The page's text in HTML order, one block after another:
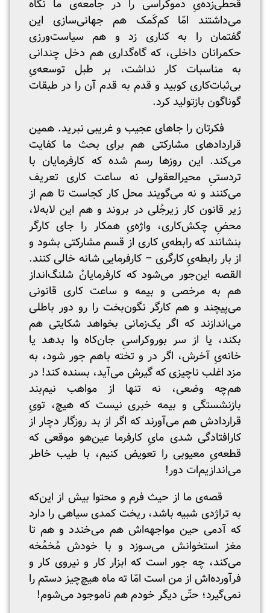
قحطی‌زده‌یِ دموکراسی را در جامعه‌ی ما نگاه
می‌داشتند امّا کم‌کَمک هم جهانی‌سازی این
گفتمان را به کناری زد و هم سیاست‌ورزی
حکمرانان داخلی، که گاه‌گداری هم دخل چندانی
به مناسبات کار نداشت، بر طبل توسعه‌یِ
بی‌ثبات‌کاری کوبید و قدم به قدم آن را در طبقات
گوناگون بازتولید کرد.
فکرتان را جاهای عجیب و غریبی نبرید. همین
قراردادهای مشارکتی هم برای بحث ما کفایت
می‌کند. این روزها رسم شده که کارفرمایان با
تردستی‌ِ محیرالعقولی نه ساعت کاری تعریف
می‌کنند و نه می‌گویند محل کار کجاست تا هم از
زیر قانون کار زیرجُلی در بروند و هم این لابه‌لا،
محضِ چکش‌کاری، واژه‌یِ همکار را جای کارگر
بنشانند که رابطه‌یِ کاری از قسم مشارکتی بشود و
از بار رابطه‌یِ کارگری – کارفرمایی شانه خالی کنند.
القصه این‌جور می‌شود که کارفرمایانْ شلنگ‌انداز
هم به مرخصی و بیمه و ساعت کاری قانونی
می‌پیچند و هم کارگر نگون‌بخت را رو دور باطلی
می‌اندازند که اگر یک‌زمانی بخواهد شکایتی هم
بکند، یا از سر بوروکراسیِ جان‌کاه وا بدهد یا
خانه‌‌یِ آخرش، اگر در و تخته باهم جور شود، به
مزد اغلب ناچیزی که گیرش می‌آید، بسنده کند! در
هم‌چه وضعی، نه تنها از مواهب نیم‌بند
بازنشستگی و بیمه خبری نیست که هیچ، تویِ
قراردادش هم می‌آورند که اگر از بد روزگار دچار از
کارافتادگی شدی مایِ کارفرما عین‌هو موقعی که
قطعه‌یِ معیوبی را تعویض کنیم، با طیب خاطر
می‌اندازیم‌ات دور!
قصه‌ی ما از حیث فرم و محتوا بیش از این‌که
به تراژدی شبیه باشد، ریخت کمدی سیاهی را دارد
که آدمی حین مواجهه‌اش هم می‌خندد و هم تا
مغز استخوانش می‌سوزد و با خودش مُخمُخه
می‌کند، چه جور است که ابزار کار و نیروی کار و
فرآورده‌اش از من است امّا ته‌ ماه هیچ‌چیز دستم را
نمی‌گیرد؛ حتّی دیگر خودم هم ناموجود می‌شوم!